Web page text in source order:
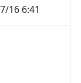
16 6:41